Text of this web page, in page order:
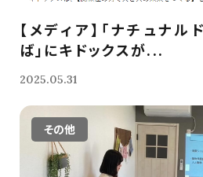
【メディア】「ナチュナ
ば」にキドックスが...
2025.05.31
その他